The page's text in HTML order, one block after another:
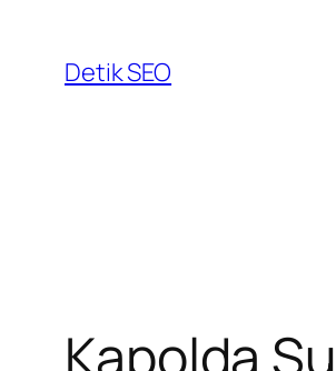
content
Detik SEO
Kapolda